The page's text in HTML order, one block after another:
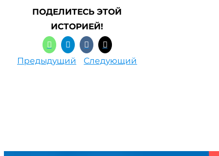
ПОДЕЛИТЕСЬ ЭТОЙ
ИСТОРИЕЙ!
Предыдущий Следующий